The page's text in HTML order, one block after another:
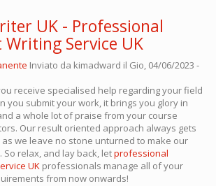
UK - Professional
Service UK
Inviato da kimadward il Gio, 04/06/2023 -
receive specialised help regarding your field
you submit your work, it brings you glory in
a whole lot of praise from your course
Our result oriented approach always gets
we leave no stone unturned to make our
relax, and lay back, letprofessional
UK professionals manage all of your
from now onwards!